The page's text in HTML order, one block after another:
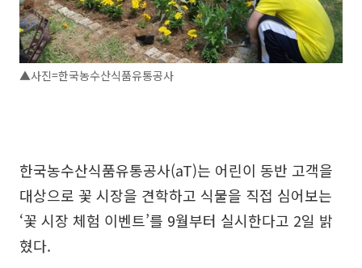
▲사진=한국농수산식품유통공사
한국농수산식품유통공사(aT)는 어린이 동반 고객을
대상으로 꽃 시장을 견학하고 식물을 직접 심어보는
‘꽃 시장 체험 이벤트’를 9월부터 실시한다고 2일 밝
혔다.